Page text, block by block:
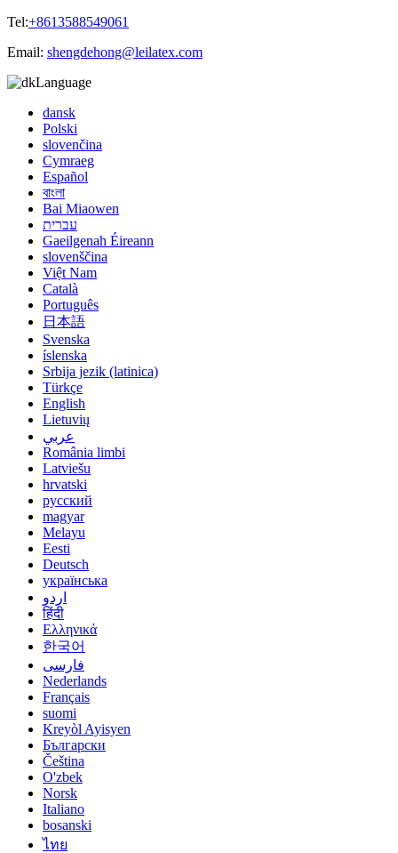
Tel:+8613588549061
Email: shengdehong@leilatex.com
Language
dansk
Polski
slovenčina
Cymraeg
Español
বাংলা
Bai Miaowen
עברית
Gaeilgenah Éireann
slovenščina
Việt Nam
Català
Português
日本語
Svenska
íslenska
Srbija jezik (latinica)
Türkçe
English
Lietuvių
عربي
România limbi
Latviešu
hrvatski
русский
magyar
Melayu
Eesti
Deutsch
українська
اردو
हिंदी
Ελληνικά
한국어
فارسی
Nederlands
Français
suomi
Kreyòl Ayisyen
Български
Čeština
O'zbek
Norsk
Italiano
bosanski
ไทย